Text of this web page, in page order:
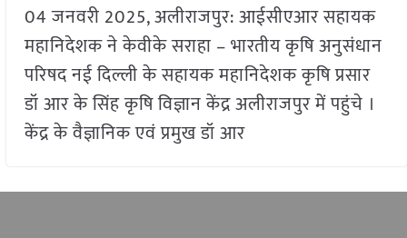
04 जनवरी 2025, अलीराजपुर: आईसीएआर सहायक
महानिदेशक ने केवीके सराहा – भारतीय कृषि अनुसंधान
परिषद नई दिल्ली के सहायक महानिदेशक कृषि प्रसार
डॉ आर के सिंह कृषि विज्ञान केंद्र अलीराजपुर में पहुंचे ।
केंद्र के वैज्ञानिक एवं प्रमुख डॉ आर